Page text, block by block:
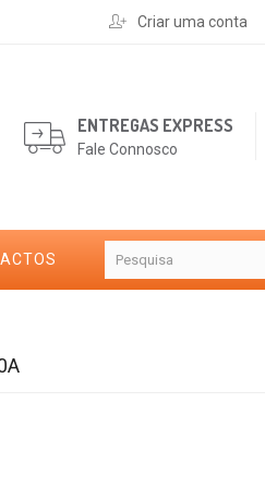
Criar uma conta
ENTREGAS EXPRESS
Fale Connosco